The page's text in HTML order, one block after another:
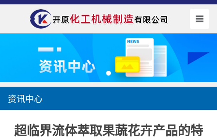
资讯中心
超临界流体萃取果蔬花卉产品的特